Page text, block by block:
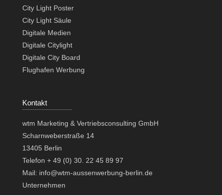
City Light Poster
City Light Säule
Digitale Medien
Digitale Citylight
Digitale City Board
Flughafen Werbung
Kontakt
wtm Marketing & Vertriebsconsulting GmbH
Scharnweberstraße 14
13405 Berlin
Telefon + 49 (0) 30. 22 45 89 97
Mail: info@wtm-aussenwerbung-berlin.de
Unternehmen